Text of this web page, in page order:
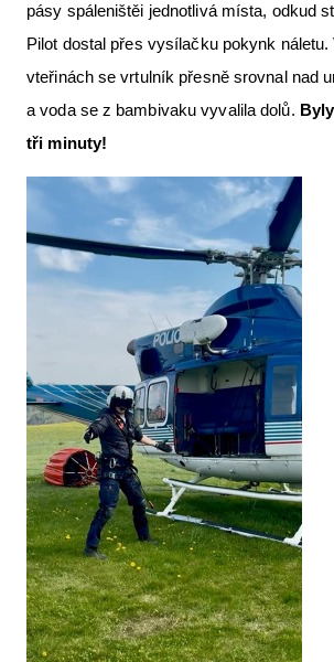
pásy spáleništěi jednotlivá místa, odkud
Pilot dostal přes vysílačku pokynk náletu.
vteřinách se vrtulník přesně srovnal nad
a voda se z bambivaku vyvalila dolů.
tři minuty!